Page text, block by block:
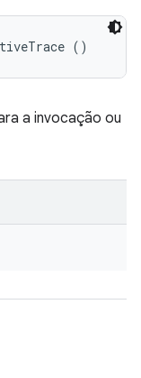
()
a invocação ou